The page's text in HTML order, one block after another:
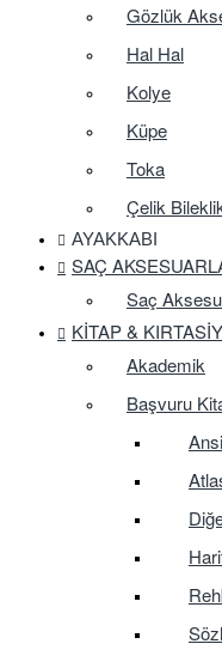
Gözlük
Hal Hal
Kolye
Küpe
Toka
Çelik
AYAKKABI
SAÇ
Saç
KITAP &
Akademik
Başvuru